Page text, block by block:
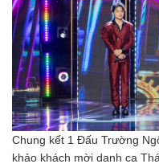
Chung kết 1 Đấu Trường
khảo khách mời danh ca